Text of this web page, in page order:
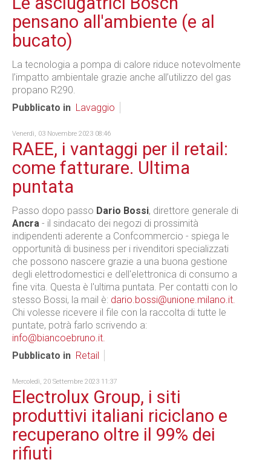
pensano all'ambiente (e al
bucato)
La tecnologia a pompa di calore riduce notevolmente
l’impatto ambientale grazie anche all’utilizzo del gas
propano R290.
Pubblicato in Lavaggio
Venerdì, 03 Novembre 2023 08:46
RAEE, i vantaggi per il retail:
come fatturare. Ultima
puntata
Passo dopo passo Dario Bossi, direttore generale di
Ancra - il sindacato dei negozi di prossimità
indipendenti aderente a Confcommercio - spiega le
opportunità di business per i rivenditori specializzati
che possono nascere grazie a una buona gestione
degli elettrodomestici e dell'elettronica di consumo a
fine vita. Questa è l'ultima puntata. Per contatti con lo
stesso Bossi, la mail è: dario.bossi@unione.milano.it.
Chi volesse ricevere il file con la raccolta di tutte le
puntate, potrà farlo scrivendo a:
info@biancoebruno.it.
Pubblicato in Retail
Mercoledì, 20 Settembre 2023 11:37
Electrolux Group, i siti
produttivi italiani riciclano e
recuperano oltre il 99% dei
rifiuti